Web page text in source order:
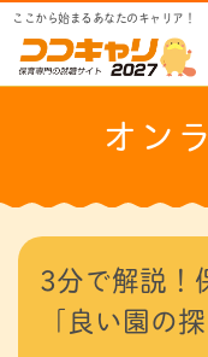
ここから始まるあなたのキャリア！
オン
3分で解説！
「良い園の